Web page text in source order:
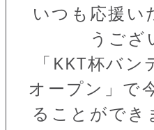
いつも応援い
うござ
「KKT杯バ
オープン」で
ることができ